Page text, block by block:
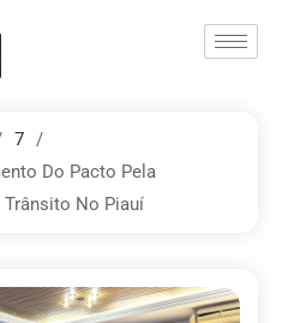
7
Do Pacto Pela
Trânsito No Piauí